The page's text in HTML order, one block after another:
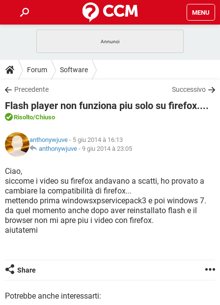
MENU
INTRATTENIMENTO
iOS
INSTAGRAM WHATSAPP
TIKTOK
HARDWARE
GUIDE
COVID-19
iOS
INSTAGRAM
TIKTOK FACEBOOK
DOWNLOAD
COVID-19 GAMING
INTRATTENIMENTO
iOS WINDOWS 10
INSTAGRAM
TIKTOK
HARDWARE
FORUM
COVID-19
INTRATTENIMENTO ANDROID
INSTAGRAM WHATSAPP
TIKTOK FACEBOOK
HARDWARE
GLOSSARIO
COVID-19
INTRATTENIMENTO
iOS WINDOWS 10
INSTAGRAM WHATSAPP
TIKTOK FACEBOOK
Forum Software
Precedente Successivo
Flash player non funziona piu solo su firefox....
Risolto/Chiuso
anthonywjuve - 5 giu 2014 à 16:13
anthonywjuve - 9 giu 2014 à 23:05
Ciao,
siccome i video su firefox andavano a scatti, ho provato a
cambiare la compatibilità di firefox...
mettendo prima windowsxpservicepack3 e poi windows 7.
da quel momento anche dopo aver reinstallato flash e il
browser non mi apre piu i video con firefox.
aiutatemi
Share
Potrebbe anche interessarti: